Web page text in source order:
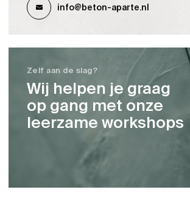
info@beton-aparte.nl
Zelf aan de slag?
Wij helpen je graag
op gang met onze
leerzame workshops